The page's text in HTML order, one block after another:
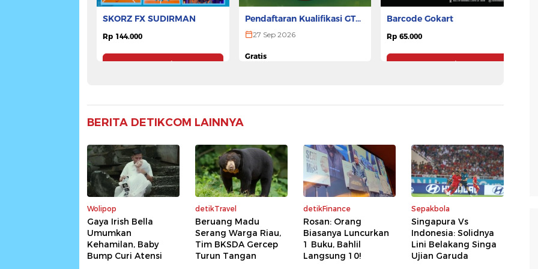
SKORZ FX SUDIRMAN
Rp 144.000
Pesan Tiket
Pendaftaran Kualifikasi GTR
ULTRA 2026
27 Sep 2026
Gratis
Barcode Gokart
Rp 65.000
Pesan Tiket
BERITA DETIKCOM LAINNYA
Wolipop
Gaya Irish Bella
Umumkan
Kehamilan, Baby
Bump Curi Atensi
detikTravel
Beruang Madu
Serang Warga Riau,
Tim BKSDA Gercep
Turun Tangan
detikFinance
Rosan: Orang
Biasanya Luncurkan
1 Buku, Bahlil
Langsung 10!
Sepakbola
Singapura Vs
Indonesia: Solidnya
Lini Belakang Singa
Ujian Garuda